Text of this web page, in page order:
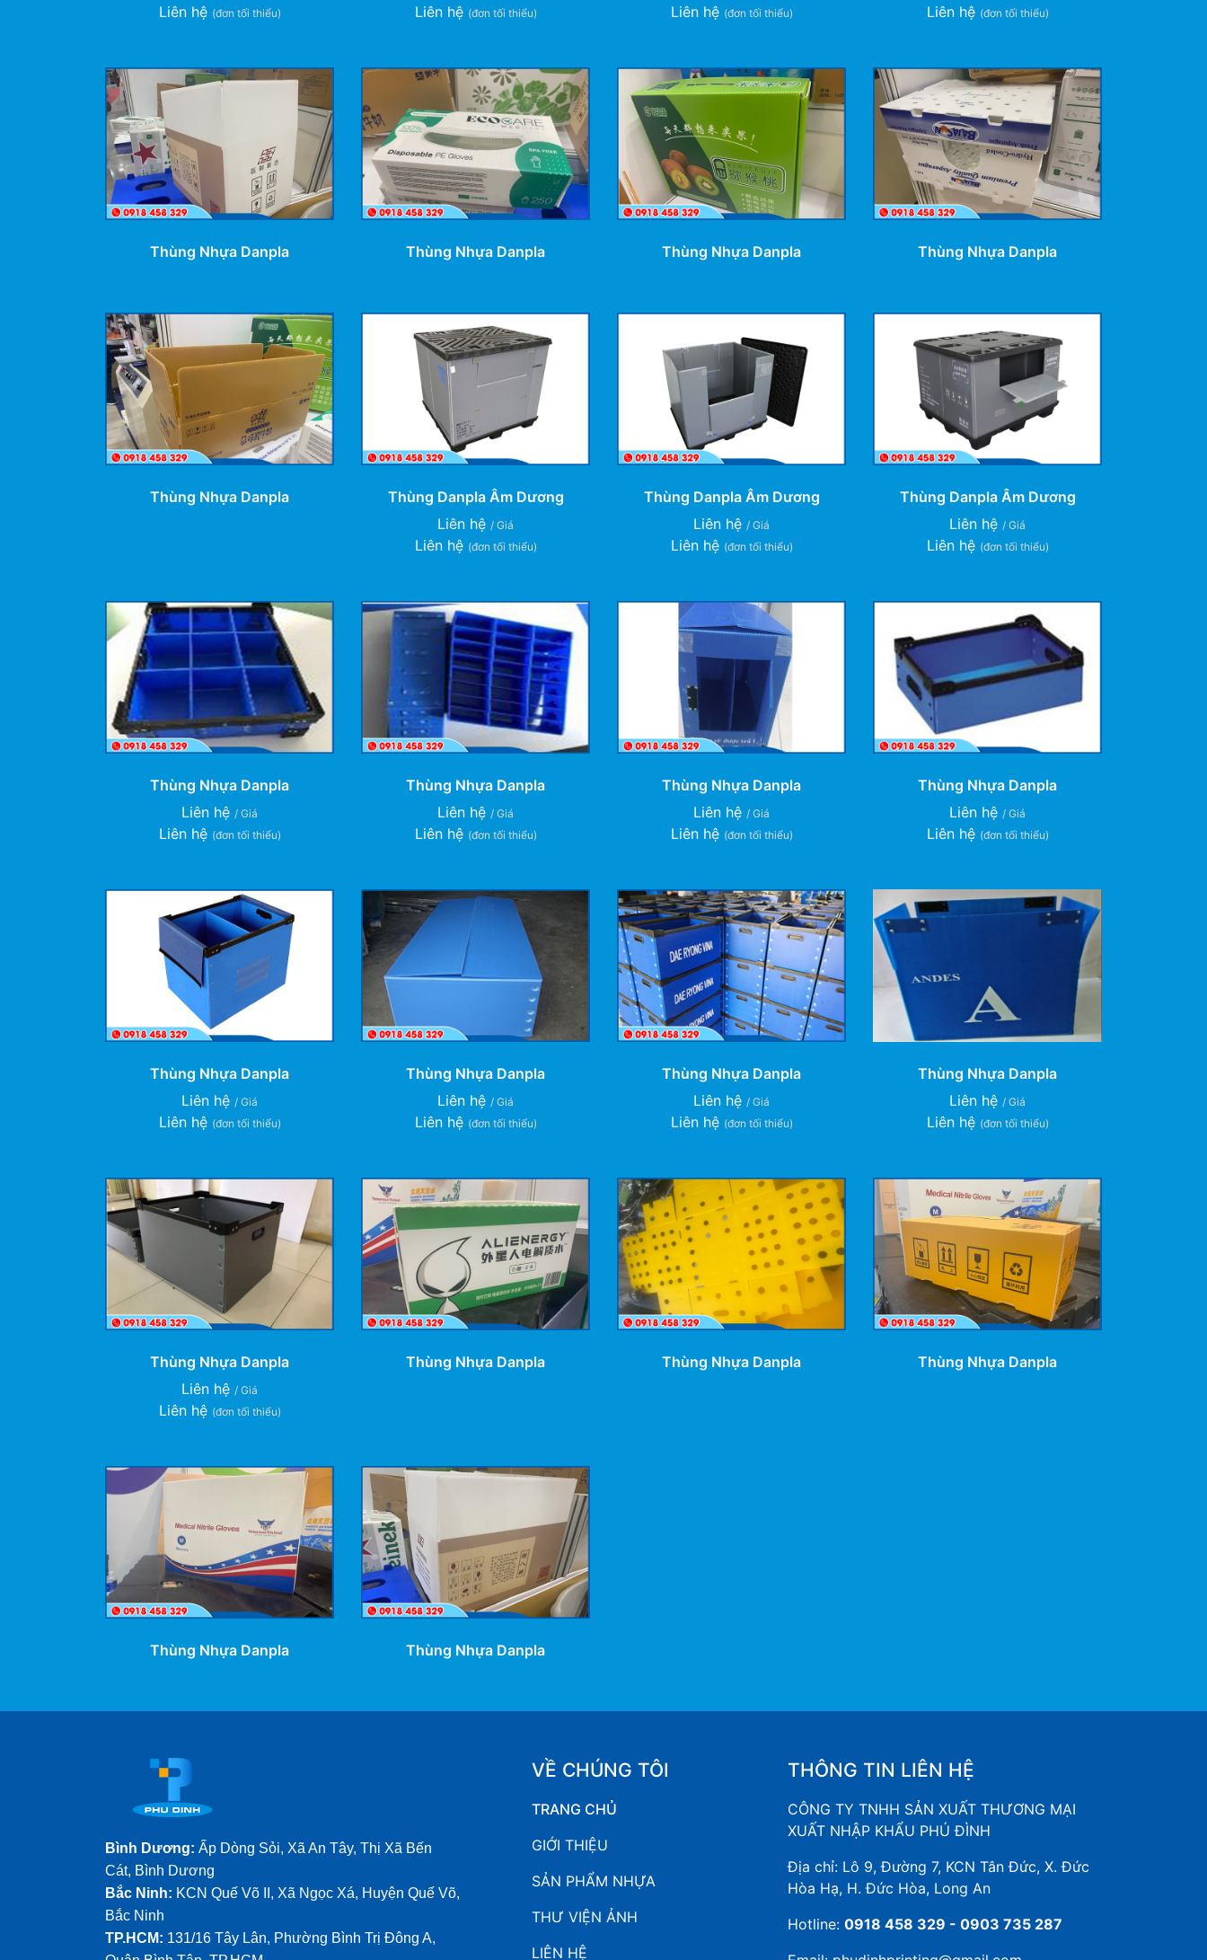
Liên hệ (đơn tối thiểu) Liên hệ (đơn tối thiểu) Liên hệ (đơn tối thiểu) Liên hệ (đơn tối thiểu)
Thùng Nhựa Danpla Thùng Nhựa Danpla Thùng Nhựa Danpla Thùng Nhựa Danpla
Thùng Nhựa Danpla
Thùng Danpla Âm Dương
Liên hệ / Giá
Liên hệ (đơn tối thiểu)
Thùng Danpla Âm Dương
Liên hệ / Giá
Liên hệ (đơn tối thiểu)
Thùng Danpla Âm Dương
Liên hệ / Giá
Liên hệ (đơn tối thiểu)
Thùng Nhựa Danpla
Liên hệ / Giá
Liên hệ (đơn tối thiểu)
Thùng Nhựa Danpla
Liên hệ / Giá
Liên hệ (đơn tối thiểu)
Thùng Nhựa Danpla
Liên hệ / Giá
Liên hệ (đơn tối thiểu)
Thùng Nhựa Danpla
Liên hệ / Giá
Liên hệ (đơn tối thiểu)
Thùng Nhựa Danpla
Liên hệ / Giá
Liên hệ (đơn tối thiểu)
Thùng Nhựa Danpla
Liên hệ / Giá
Liên hệ (đơn tối thiểu)
Thùng Nhựa Danpla
Liên hệ / Giá
Liên hệ (đơn tối thiểu)
Thùng Nhựa Danpla
Liên hệ / Giá
Liên hệ (đơn tối thiểu)
Thùng Nhựa Danpla
Liên hệ / Giá
Liên hệ (đơn tối thiểu)
Thùng Nhựa Danpla Thùng Nhựa Danpla Thùng Nhựa Danpla
Thùng Nhựa Danpla Thùng Nhựa Danpla
Bình Dương: Ấp Dòng Sỏi, Xã An Tây, Thị Xã Bến
Cát, Bình Dương
Bắc Ninh: KCN Quế Võ II, Xã Ngọc Xá, Huyện Quế Võ,
Bắc Ninh
TP.HCM: 131/16 Tây Lân, Phường Bình Trị Đông A,
VỀ CHÚNG TÔI
TRANG CHỦ
GIỚI THIỆU
SẢN PHẨM NHỰA
THƯ VIỆN ẢNH
LIÊN HỆ
THÔNG TIN LIÊN HỆ
CÔNG TY TNHH SẢN XUẤT THƯƠNG MẠI
XUẤT NHẬP KHẨU PHÚ ĐÌNH
Địa chỉ: Lô 9, Đường 7, KCN Tân Đức, X. Đức
Hòa Hạ, H. Đức Hòa, Long An
Hotline: 0918 458 329 - 0903 735 287